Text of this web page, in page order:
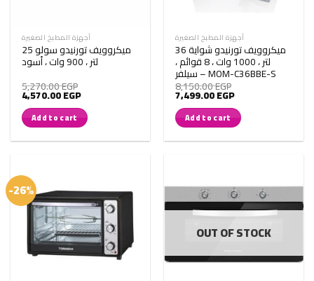
أجهزة المطبخ الصغيرة
ميكروويف تورنيدو سولو 25
لتر ، 900 وات ، أسود
5,270.00EGP
Original
price
was:
5,270.00 EGP.
4,570.00EGPCurrent
price
is:
4,570.00 EGP.
Add to cart
أجهزة المطبخ الصغيرة
ميكروويف تورنيدو شواية 36
لتر ، 1000 وات ، 8 قوائم ،
سيلفر – MOM-C36BBE-S
8,150.00EGP
Original
price
was:
8,150.00 EGP.
7,499.00EGPCurrent
price
is:
7,499.00 EGP.
Add to cart
-26%
OUT OF STOCK